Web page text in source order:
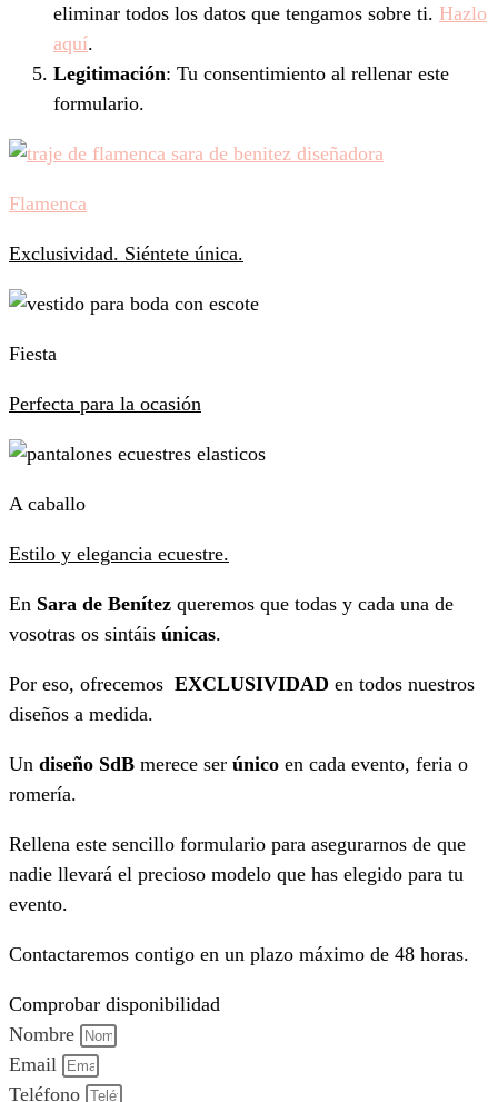
eliminar todos los datos que tengamos sobre ti. Hazlo
aquí.
Legitimación: Tu consentimiento al rellenar este
formulario.
Flamenca
Exclusividad. Siéntete única.
Fiesta
Perfecta para la ocasión
A caballo
Estilo y elegancia ecuestre.
En Sara de Benítez queremos que todas y cada una de
vosotras os sintáis únicas.
Por eso, ofrecemos EXCLUSIVIDAD en todos nuestros
diseños a medida.
Un diseño SdB merece ser único en cada evento, feria o
romería.
Rellena este sencillo formulario para asegurarnos de que
nadie llevará el precioso modelo que has elegido para tu
evento.
Contactaremos contigo en un plazo máximo de 48 horas.
Comprobar disponibilidad
Nombre
Email
Teléfono